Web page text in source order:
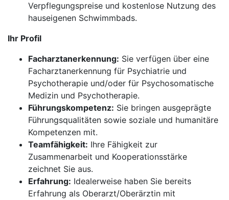
Verpflegungspreise und kostenlose Nutzung des
hauseigenen Schwimmbads.
Ihr Profil
Facharztanerkennung: Sie verfügen über eine
Facharztanerkennung für Psychiatrie und
Psychotherapie und/oder für Psychosomatische
Medizin und Psychotherapie.
Führungskompetenz: Sie bringen ausgeprägte
Führungsqualitäten sowie soziale und humanitäre
Kompetenzen mit.
Teamfähigkeit: Ihre Fähigkeit zur
Zusammenarbeit und Kooperationsstärke
zeichnet Sie aus.
Erfahrung: Idealerweise haben Sie bereits
Erfahrung als Oberarzt/Oberärztin mit